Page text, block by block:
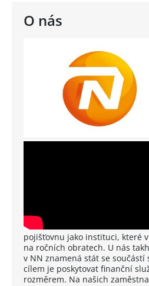
O nás
pojišťovnu jako instituci, které
na ročních obratech. U nás
v NN znamená stát se součástí
cílem je poskytovat finanční
rozměrem. Na našich